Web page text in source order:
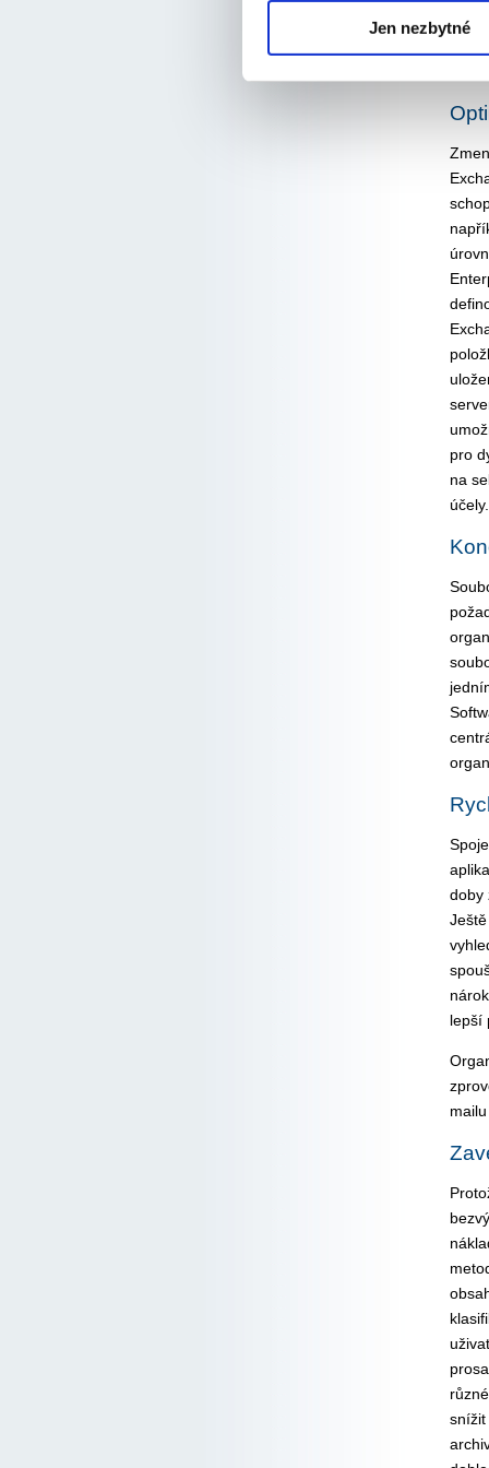
Jen nezbytné
pro
na
účely.
doby
lepší
snížit